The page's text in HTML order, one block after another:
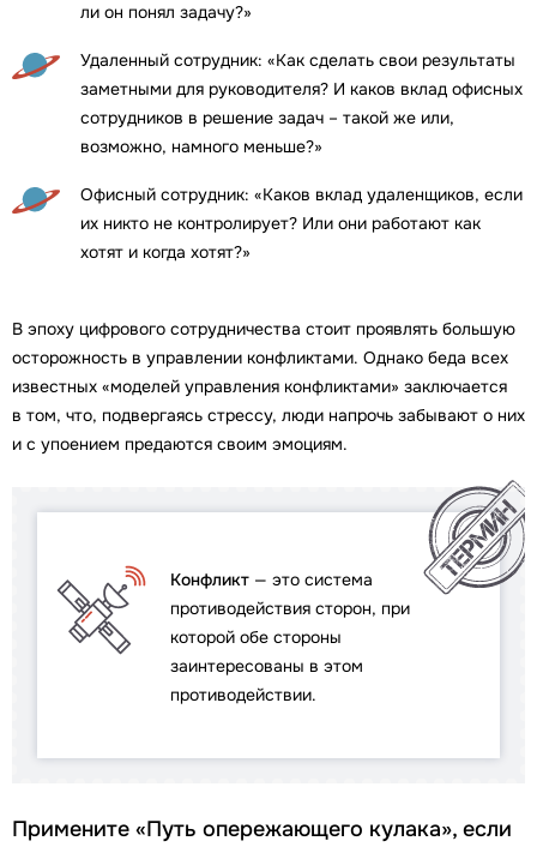
ли он понял задачу?»
Удаленный сотрудник: «Как сделать свои результаты
заметными для руководителя? И каков вклад офисных
сотрудников в решение задач – такой же или,
возможно, намного меньше?»
Офисный сотрудник: «Каков вклад удаленщиков, если
их никто не контролирует? Или они работают как
хотят и когда хотят?»
В эпоху цифрового сотрудничества стоит проявлять большую
осторожность в управлении конфликтами. Однако беда всех
известных «моделей управления конфликтами» заключается
в том, что, подвергаясь стрессу, люди напрочь забывают о них
и с упоением предаются своим эмоциям.
Конфликт — это система
противодействия сторон, при
которой обе стороны
заинтересованы в этом
противодействии.
Примените «Путь опережающего кулака», если